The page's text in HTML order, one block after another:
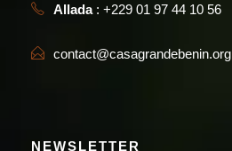
Allada: +229 01 97 44 10 56
contact@casagrandebenin.org
NEWSLETTER